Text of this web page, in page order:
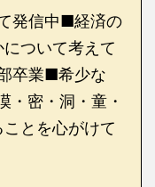
発信中■経済の
ついて考えて
卒業■希少な
密・洞・童・
とを心がけて